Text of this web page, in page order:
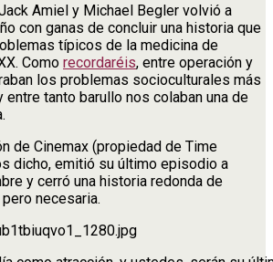
Amiel y Michael Begler volvió a
con ganas de concluir una historia que
típicos de la medicina de
Como recordaréis, entre operación y
los problemas socioculturales más
tanto barullo nos colaban una de
de Cinemax (propiedad de Time
dicho, emitió su último episodio a
y cerró una historia redonda de
necesaria.